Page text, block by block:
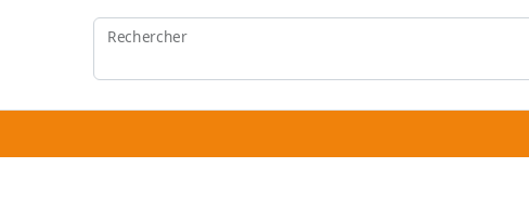
Rechercher